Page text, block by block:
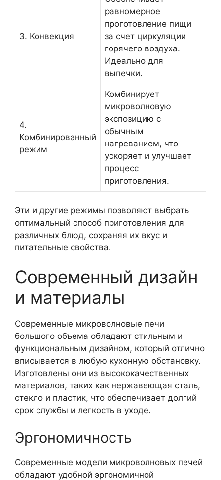
3. Конвекция
равномерное
проготовление пищи
за счет циркуляции
горячего воздуха.
Идеально для
выпечки.
4.
Комбинированный
режим
Комбинирует
микроволновую
экспозицию с
обычным
нагреванием, что
ускоряет и улучшает
процесс
приготовления.
Эти и другие режимы позволяют выбрать
оптимальный способ приготовления для
различных блюд, сохраняя их вкус и
питательные свойства.
Современный дизайн
и материалы
Современные микроволновые печи
большого объема обладают стильным и
функциональным дизайном, который отлично
вписывается в любую кухонную обстановку.
Изготовлены они из высококачественных
материалов, таких как нержавеющая сталь,
стекло и пластик, что обеспечивает долгий
срок службы и легкость в уходе.
Эргономичность
Современные модели микроволновых печей
обладают удобной эргономичной